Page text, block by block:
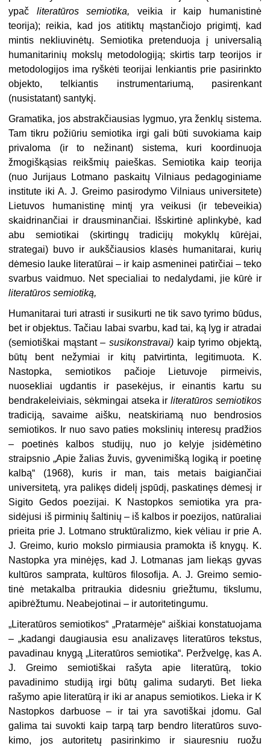
ypač literatūros semiotika, veikia ir kaip humanistinė
teorija); reikia, kad jos atitiktų mąstančiojo prigimtį, kad
mintis nekliuvinėtų. Semiotika pre­tenduoja į universalią
humanitarinių mokslų metodologiją; skirtis tarp teo­rijos ir
metodologijos ima ryškėti teori­jai lenkiantis prie pasirinkto
objekto, telkiantis instrumentariumą, pasiren­kant
(nusistatant) santykį.
Gramatika, jos abstrakčiausias lyg­muo, yra ženklų sistema.
Tam tikru po­žiūriu semiotika irgi gali būti suvokia­ma kaip
privaloma (ir to nežinant) sistema, kuri koordinuoja
žmogiškąsias reikšmių paieškas. Semiotika kaip teo­rija
(nuo Jurijaus Lotmano paskaitų Vilniaus pedagoginiame
institute iki A. J. Greimo pasirodymo Vilniaus uni­versitete)
Lietuvos humanistinę mintį yra veikusi (ir tebeveikia)
skaidrinančiai ir drausminančiai. Išskirtinė aplinkybė, kad
abu semiotikai (skirtingų tradicijų mokyklų kūrėjai,
strategai) buvo ir aukščiausios klasės humanitarai, kurių
dėmesio lauke literatūrai – ir kaip asmeninei patirčiai – teko
svarbus vaid­muo. Net specialiai to nedalydami, jie kūrė ir
literatūros semiotiką,
Humanitarai turi atrasti ir susi­kurti ne tik savo tyrimo būdus,
bet ir objektus. Tačiau labai svarbu, kad tai, ką lyg ir atradai
(semiotiškai mąstant – susikonstravai) kaip tyrimo objektą,
būtų bent nežymiai ir kitų patvirtinta, legitimuota. K.
Nastopka, semiotikos pačioje Lietuvoje pirmeivis,
nuosekliai ugdantis ir pasekėjus, ir einantis kar­tu su
bendrakeleiviais, sėkmingai at­seka ir literatūros semiotikos
tradiciją, savaime aišku, neatskiriamą nuo bend­rosios
semiotikos. Ir nuo savo paties mokslinių interesų pradžios
– poetinės kalbos studijų, nuo jo kelyje įsidėmėti­no
straipsnio „Apie žalias žuvis, gyve­nimišką logiką ir poetinę
kalbą“ (1968), kuris ir man, tais metais baigiančiai
universitetą, yra palikęs didelį įspūdį, paskatinęs dėmesį ir
Sigito Gedos poe­zijai. K Nastopkos semiotika yra pra­
sidėjusi iš pirminių šaltinių – iš kalbos ir poezijos, natūraliai
prieita prie J. Lotmano struktūralizmo, kiek vėliau ir prie A.
J. Greimo, kurio mokslo pir­miausia pramokta iš knygų. K.
Nas­topka yra minėjęs, kad J. Lotmanas jam liekąs gyvas
kultūros samprata, kultūros filosofija. A. J. Greimo semio­
tinė metakalba pritraukia didesniu griežtumu, tikslumu,
apibrėžtumu. Ne­abejotinai – ir autoritetingumu.
„Literatūros semiotikos“ „Pratarmė­je“ aiškiai konstatuojama
– „kadangi daugiausia esu analizavęs literatūros tekstus,
pavadinau knygą „Literatūros semiotika“. Peržvelgę, kas A.
J. Greimo semiotiškai rašyta apie literatūrą, tokio
pavadinimo studiją irgi būtų galima sudaryti. Bet lieka
rašymo apie litera­tūrą ir iki ar anapus semiotikos. Lieka ir K
Nastopkos darbuose – ir tai yra sa­votiškai įdomu. Gal
galima tai suvokti kaip tarpą tarp bendro literatūros suvo­
kimo, jos autoritetų pasirinkimo ir siau­resniu ruožu